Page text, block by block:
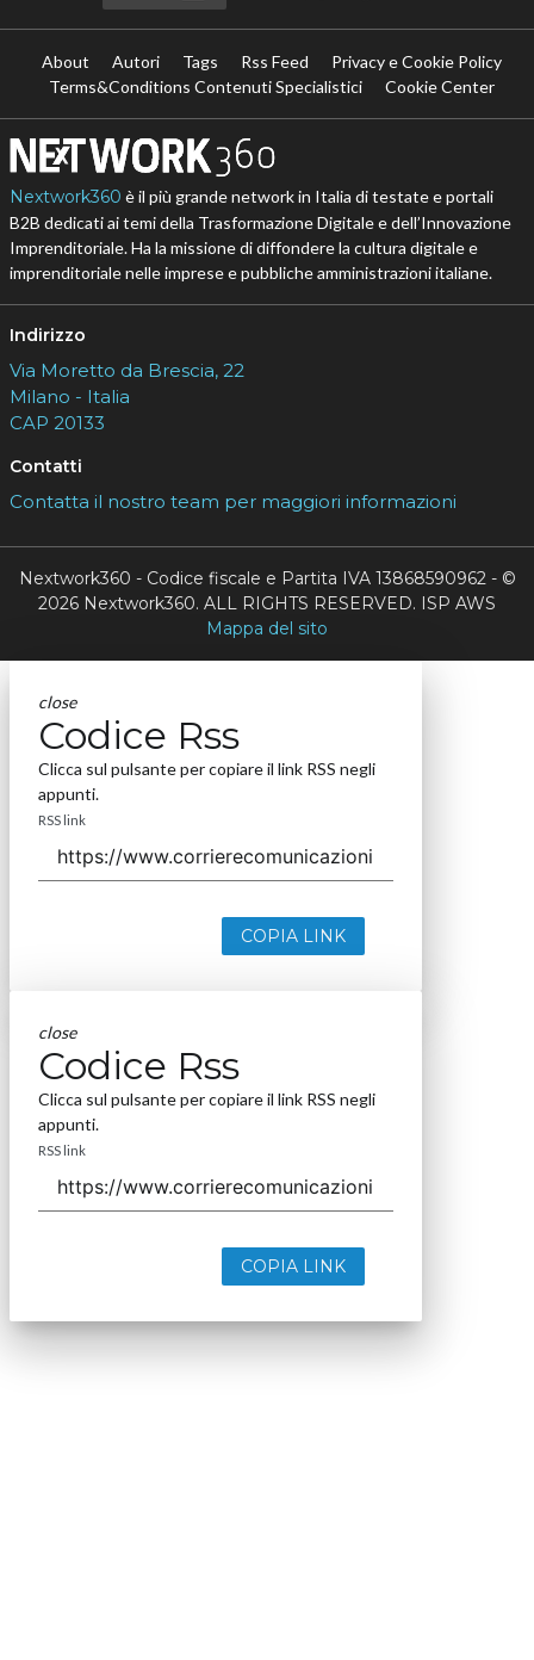
About Autori Tags Rss Feed
Privacy e Cookie Policy
Terms&Conditions Contenuti Specialistici
Cookie Center
Nextwork360 è il più grande network in Italia di testate e portali
B2B dedicati ai temi della Trasformazione Digitale e dell’Innovazione
Imprenditoriale. Ha la missione di diffondere la cultura digitale e
imprenditoriale nelle imprese e pubbliche amministrazioni italiane.
Indirizzo
Via Moretto da Brescia, 22
Milano - Italia
CAP 20133
Contatti
Contatta il nostro team per maggiori informazioni
Nextwork360 - Codice fiscale e Partita IVA 13868590962 - ©
2026 Nextwork360. ALL RIGHTS RESERVED. ISP AWS
Mappa del sito
close
Codice Rss
Clicca sul pulsante per copiare il link RSS negli
appunti.
RSS link
COPIA LINK
close
Codice Rss
Clicca sul pulsante per copiare il link RSS negli
appunti.
RSS link
COPIA LINK